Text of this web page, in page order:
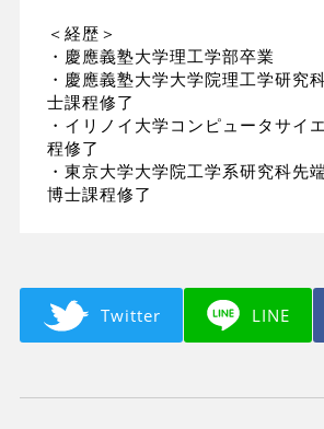
＜経歴＞
・慶應義塾大学理工学部卒業
・慶應義塾大学大学院理工学研究
士課程修了
・イリノイ大学コンピュータサイ
程修了
・東京大学大学院工学系研究科先
博士課程修了
Twitter LINE